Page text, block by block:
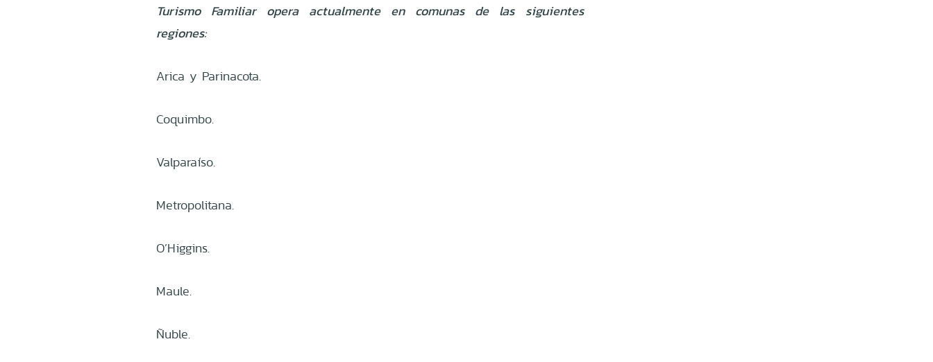
Turismo Familiar opera actualmente en comunas de las siguientes
regiones:
Arica y Parinacota.
Coquimbo.
Valparaíso.
Metropolitana.
O’Higgins.
Maule.
Ñuble.